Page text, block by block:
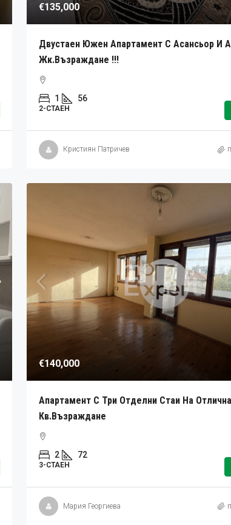
€135,000
Двустаен Южен Апартамент С Асансьор И
Жк.Възраждане !!!
1 56
2-СТАЕН
Кристиян Патричев
€140,000
Апартамент С Три Отделни Стаи На
Кв.Възраждане
2 72
3-СТАЕН
Мария Георгиева